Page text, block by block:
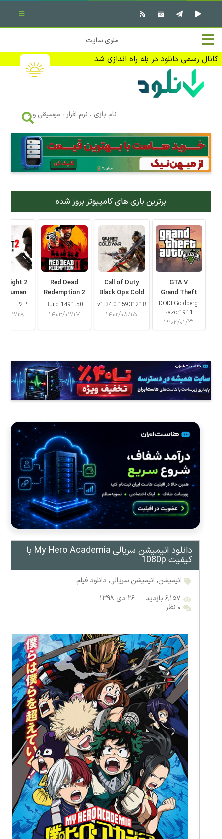
خانه
تماس با ما
تبلیغات
منوی سایت
کانال رسمی دانلود در بله راه اندازی شد
✖ بستن منو
نرم افزار کامپیوتر
بازی کامپیوتر
کتاب
جهت دریافت آخرین اخبار و اطلاعات ما را در کانال رسمی دانلود در
بله دنبال کنید (ورود)
بازی
،
نرم
افزار
،
موسیقی
...
برترین بازی های کامپیوتر بروز شده
GTA V
Grand Theft
Auto V
DODI-Goldberg-
Razor1911
۱۴۰۳/۰۱/۳۱
Call of Duty
Black Ops Cold
War
v1.34.0.15931218
۱۴۰۲/۰۸/۱۵
Red Dead
Redemption 2
Build 1491.50
۱۴۰۳/۰۲/۱۷
Light 2
Human
– P2P
۱۴۰۳/
دانلود انیمیشن سریالی My Hero Academia با
کیفیت 1080p
انیمیشن, انیمیشن سریالی, دانلود فیلم
۶,۱۵۷ بازدید
۲۶ دی ۱۳۹۸
۰ نظر